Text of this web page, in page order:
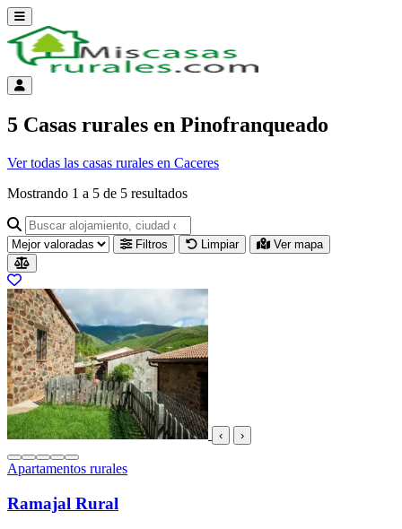
Abrir menú
Menú de cuenta
5 Casas rurales en Pinofranqueado
Ver todas las casas rurales en Caceres
Mostrando 1 a 5 de 5 resultados
Buscar alojamiento, ciudad o provincia para ir a su página
Filtros Limpiar Ver mapa
Resultados del listado
‹ ›
Apartamentos rurales
Ramajal Rural